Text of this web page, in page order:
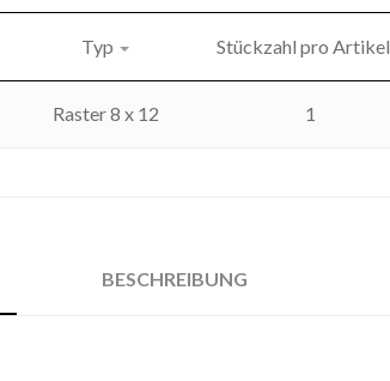
Typ Stückzahl pro Artikel
Raster 8 x 12 1
BESCHREIBUNG